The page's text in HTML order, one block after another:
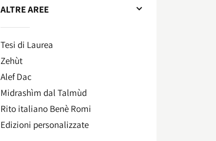
ALTRE AREE
Tesi di Laurea
Zehùt
Alef Dac
Midrashìm dal Talmùd
Rito italiano Benè Romi​
Edizioni personalizzate